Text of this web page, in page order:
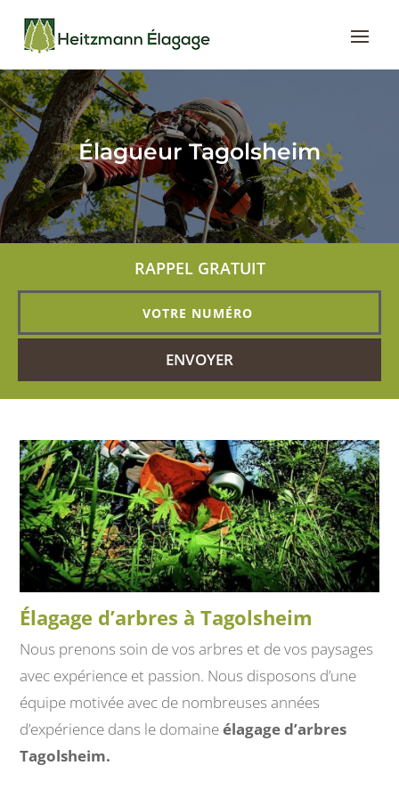
Élagueur Tagolsheim
RAPPEL GRATUIT
ENVOYER
Élagage d’arbres à Tagolsheim
Nous prenons soin de vos arbres et de vos paysages
avec expérience et passion. Nous disposons d’une
équipe motivée avec de nombreuses années
d’expérience dans le domaineélagage d’arbres
Tagolsheim.